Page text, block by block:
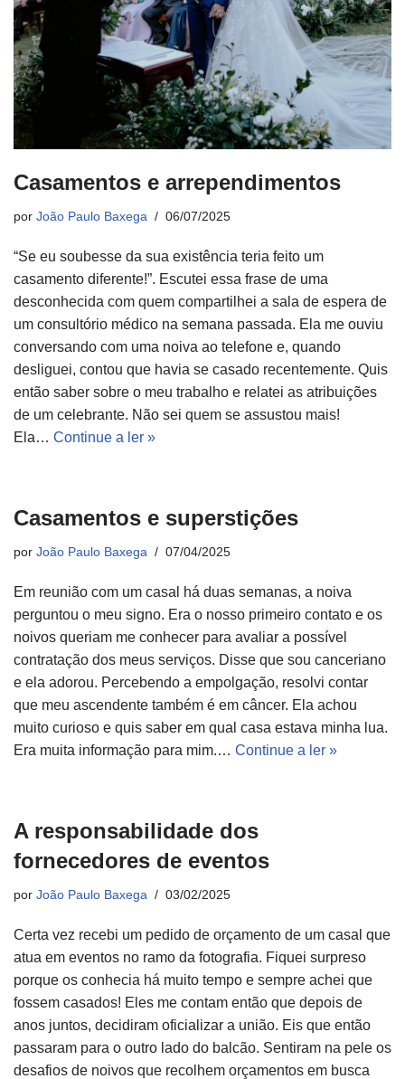
Casamentos e arrependimentos
por João Paulo Baxega 06/07/2025
“Se eu soubesse da sua existência teria feito um
casamento diferente!”. Escutei essa frase de uma
desconhecida com quem compartilhei a sala de espera de
um consultório médico na semana passada. Ela me ouviu
conversando com uma noiva ao telefone e, quando
desliguei, contou que havia se casado recentemente. Quis
então saber sobre o meu trabalho e relatei as atribuições
de um celebrante. Não sei quem se assustou mais!
Ela… Continue a ler »
Casamentos e superstições
por João Paulo Baxega 07/04/2025
Em reunião com um casal há duas semanas, a noiva
perguntou o meu signo. Era o nosso primeiro contato e os
noivos queriam me conhecer para avaliar a possível
contratação dos meus serviços. Disse que sou canceriano
e ela adorou. Percebendo a empolgação, resolvi contar
que meu ascendente também é em câncer. Ela achou
muito curioso e quis saber em qual casa estava minha lua.
Era muita informação para mim.… Continue a ler »
A responsabilidade dos
fornecedores de eventos
por João Paulo Baxega 03/02/2025
Certa vez recebi um pedido de orçamento de um casal que
atua em eventos no ramo da fotografia. Fiquei surpreso
porque os conhecia há muito tempo e sempre achei que
fossem casados! Eles me contam então que depois de
anos juntos, decidiram oficializar a união. Eis que então
passaram para o outro lado do balcão. Sentiram na pele os
desafios de noivos que recolhem orçamentos em busca